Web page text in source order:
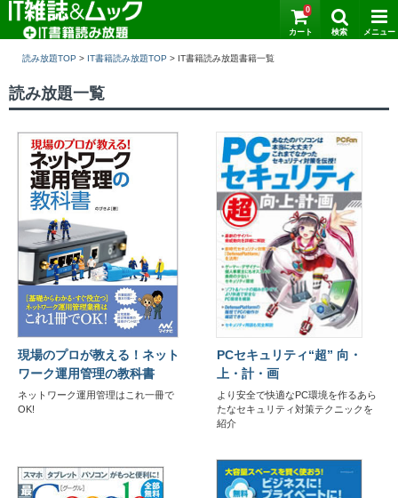
読み放題TOP > IT書籍読み放題TOP >
0
読み放題一覧
現場のプロが教える！ネット
ワーク運用管理の教科書
ネットワーク運用管理はこれ一冊で
OK!
PCセキュリティ“超” 向・
上・計・画
より安全で快適なPC環境を作るあら
たなセキュリティ対策テクニックを
紹介